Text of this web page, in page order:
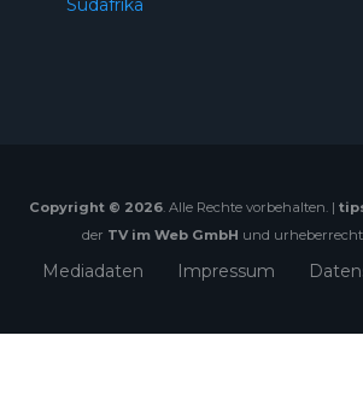
Südafrika
Copyright © 2026. Alle Rechte vorbehalten. |
der TV im Web GmbH und
Mediadaten Impressum